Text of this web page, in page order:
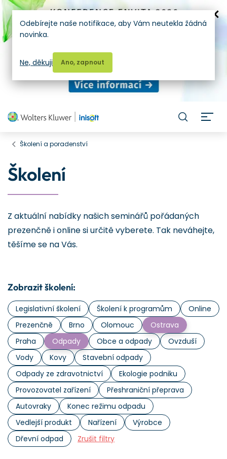
Školení a poradenství
Školení
Z aktuální nabídky našich seminářů pořádaných
prezenčně i online si určitě vyberete. Tak neváhejte,
těšíme se na Vás.
Zobrazit školení:
Legislativní školení Školení k programům
Online
Prezenčně
Brno Olomouc
Ostrava
Praha
Odpady Obce a odpady
Ovzduší
Vody
Kovy
Stavební odpady
Odpady ze zdravotnictví
Ekologie podniku
Provozovatel zařízení
Přeshraniční přeprava
Autovraky
Konec režimu odpadu
Vedlejší produkt
Nařízení
Výrobce
Dřevní odpad
Zrušit filtry
Odebírejte naše notifikace, aby Vám neutekla žádná
novinka.
Ano, zapnout
Ne, děkuji